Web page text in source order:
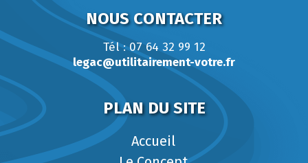
NOUS CONTACTER
Tél : 07 64 32 99 12
legac@utilitairement-votre.fr
PLAN DU SITE
Accueil